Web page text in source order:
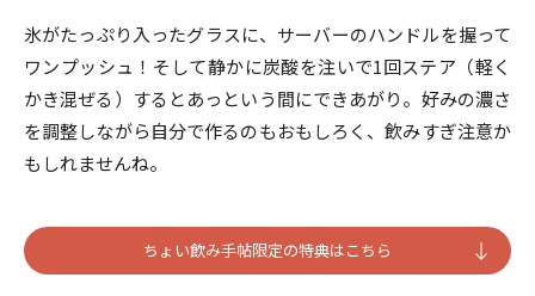
氷がたっぷり入ったグラスに、サーバーのハンドルを握って
ワンプッシュ！そして静かに炭酸を注いで1回ステア（軽く
かき混ぜる）するとあっという間にできあがり。好みの濃さ
を調整しながら自分で作るのもおもしろく、飲みすぎ注意か
もしれませんね。
ちょい飲み手帖限定の特典はこちら